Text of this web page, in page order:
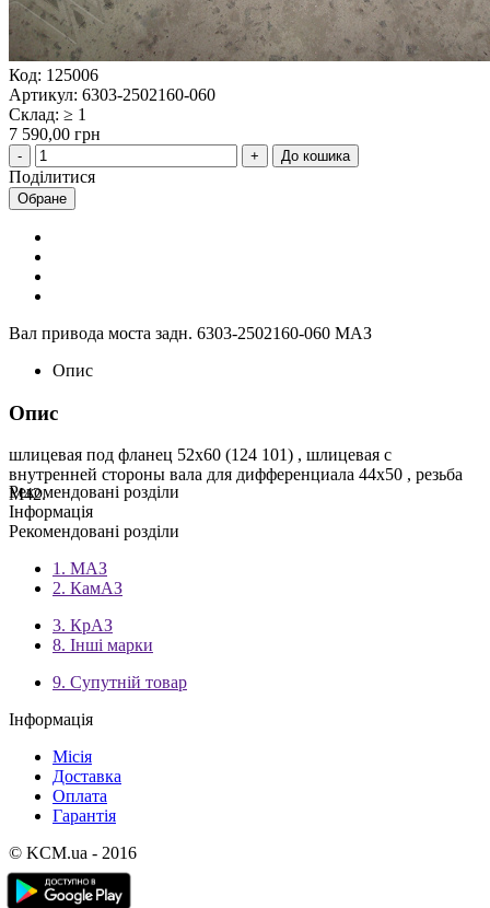
Код: 125006
Артикул: 6303-2502160-060
Склад: ≥ 1
7 590,00 грн
До кошика
Поділитися
Обране
Вал привода моста задн. 6303-2502160-060 МАЗ
Опис
Опис
шлицевая под фланец 52х60 (124 101) , шлицевая с
внутренней стороны вала для дифференциала 44х50 , резьба
М42.
Рекомендовані розділи
Інформація
Рекомендовані розділи
1. МАЗ
2. КамАЗ
3. КрАЗ
8. Інші марки
9. Супутній товар
Інформація
Місія
Доставка
Оплата
Гарантія
© KCM.ua - 2016